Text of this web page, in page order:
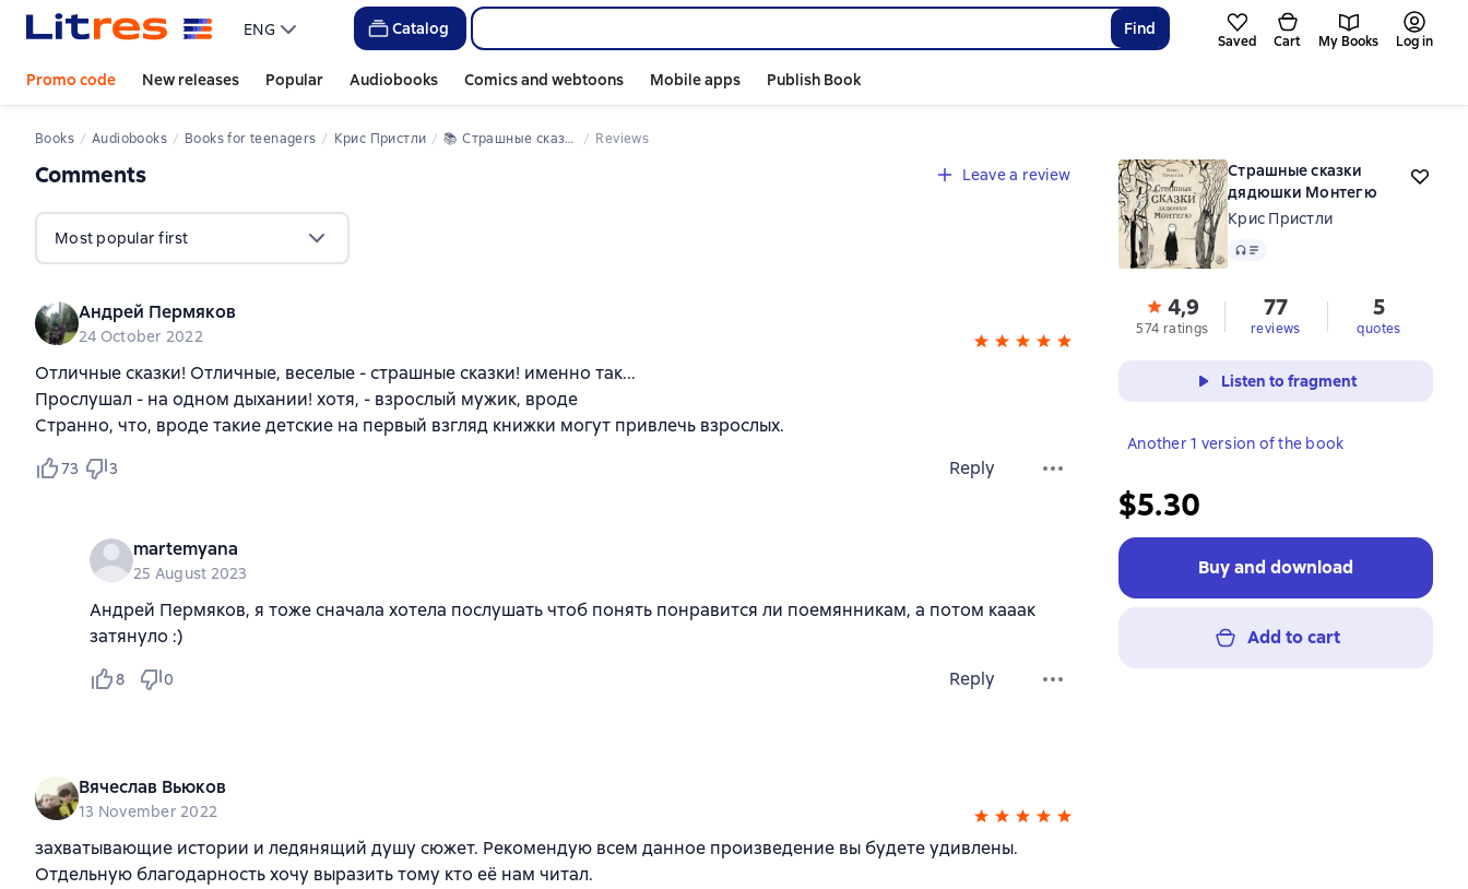
ENG Catalog Find
Saved Cart My Books Log in
Promo code New releases Popular Audiobooks Comics and webtoons Mobile apps Publish Book
Books Audiobooks Books for teenagers Крис Пристли 📚 Страшные сказки дядюшки Монтегю Reviews
Comments Leave a review
Most popular first
Андрей Пермяков
24 October 2022
Отличные сказки! Отличные, веселые - страшные сказки! именно так...
Прослушал - на одном дыхании! хотя, - взрослый мужик, вроде
Странно, что, вроде такие детские на первый взгляд книжки могут привлечь взрослых.
73 3 Reply
martemyana
25 August 2023
Андрей Пермяков, я тоже сначала хотела послушать чтоб понять понравится ли поемянникам, а потом кааак
затянуло :)
8 0 Reply
Вячеслав Вьюков
13 November 2022
захватывающие истории и ледянящий душу сюжет. Рекомендую всем данное произведение вы будете удивлены.
Отдельную благодарность хочу выразить тому кто её нам читал.
Страшные сказки
дядюшки Монтегю
Крис Пристли
Audio
4,9
574 ratings
77
reviews
5
quotes
Listen to fragment
Another 1 version of the book
$5.30
Buy and download
Add to cart